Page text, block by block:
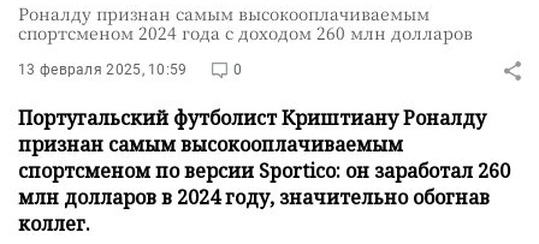
Роналду признан самым высокооплачиваемым
спортсменом 2024 года с доходом 260 млн долларов
13 февраля 2025, 10:59 0
Португальский футболист Криштиану Роналду
признан самым высокооплачиваемым
спортсменом по версии Sportico: он заработал 260
млн долларов в 2024 году, значительно обогнав
коллег.